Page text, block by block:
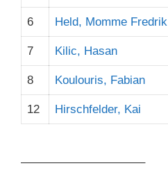
6 Held, Momme Fredrik
7 Kilic, Hasan
8 Koulouris, Fabian
12 Hirschfelder, Kai
——————————–